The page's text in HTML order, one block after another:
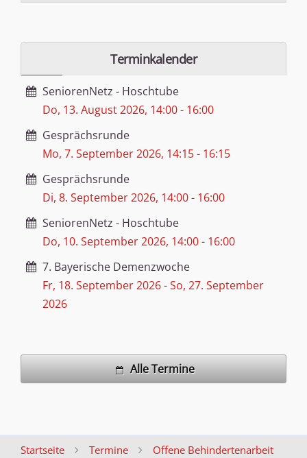
Terminkalender
SeniorenNetz - Hoschtube
Do, 13. August 2026, 14:00- 16:00
Gesprächsrunde
Mo, 7. September 2026, 14:15- 16:15
Gesprächsrunde
Di, 8. September 2026, 14:00- 16:00
SeniorenNetz - Hoschtube
Do, 10. September 2026, 14:00- 16:00
7. Bayerische Demenzwoche
Fr, 18. September 2026-So, 27. September
2026
Alle Termine
Startseite Termine
Offene Behindertenarbeit